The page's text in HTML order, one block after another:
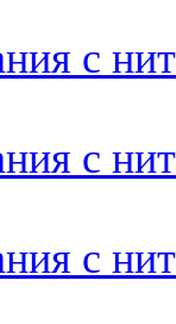
с
с
с